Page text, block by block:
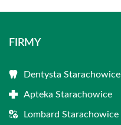
FIRMY
Dentysta Starachowice
Apteka Starachowice
Lombard Starachowice